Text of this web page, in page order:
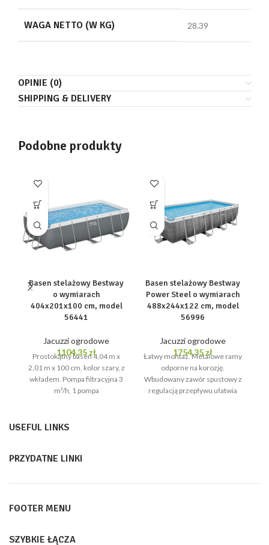
WAGA NETTO (W KG) 28.39
OPINIE (0)
SHIPPING & DELIVERY
Podobne produkty
Basen stelażowy Bestway
o wymiarach
404x201x100 cm, model
56441
Jacuzzi ogrodowe
1104,35 zł
Prostokątny basen 4,04 m x
2,01 m x 100 cm, kolor szary, z
wkładem. Pompa filtracyjna 3
m³/h, 1 pompa
Basen stelażowy Bestway
Power Steel o wymiarach
488x244x122 cm, model
56996
Jacuzzi ogrodowe
1754,35 zł
Łatwy montaż. Metalowe ramy
odporne na korozję.
Wbudowany zawór spustowy z
regulacją przepływu ułatwia
USEFUL LINKS
PRZYDATNE LINKI
FOOTER MENU
SZYBKIE ŁĄCZA